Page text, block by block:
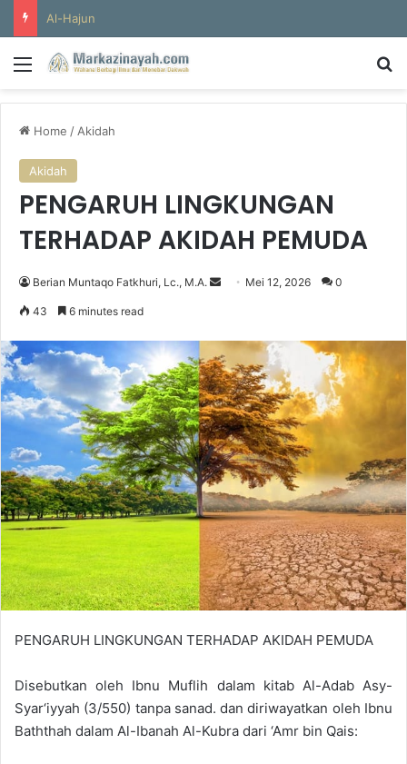
Al-Hajun
Menu
Home / Akidah
Akidah
PENGARUH LINGKUNGAN
TERHADAP AKIDAH PEMUDA
Berian Muntaqo Fatkhuri, Lc., M.A.
a
n
e
m
a
i
l
Mei 12, 2026 0
43 6 minutes read
PENGARUH LINGKUNGAN TERHADAP AKIDAH PEMUDA
Disebutkan oleh Ibnu Muflih dalam kitab Al-Adab Asy-
Syar‘iyyah (3/550) tanpa sanad. dan diriwayatkan oleh Ibnu
Baththah dalam Al-Ibanah Al-Kubra dari ‘Amr bin Qais: